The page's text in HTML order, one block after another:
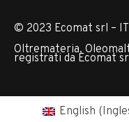
© 2023 Ecomat srl –
Oltremateria,
registrati da Ecomat
English (